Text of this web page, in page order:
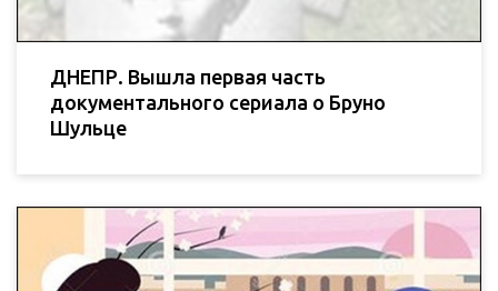
ДНЕПР. Вышла первая часть
документального сериала о Бруно
Шульце